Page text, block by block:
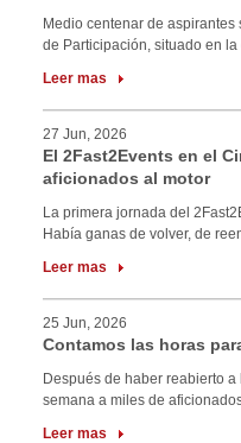
Medio centenar de
de Participación, situado en
Leer mas
27 Jun, 2026
El 2Fast2Events en el
aficionados al motor
La primera jornada del
Había ganas de volver, de
Leer mas
25 Jun, 2026
Contamos las horas
Después de haber reabierto
semana a miles de
Leer mas